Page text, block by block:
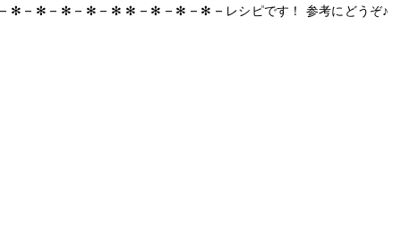
– ✻ – ✻ – ✻ – ✻ – ✻ ✻ – ✻ – ✻ – ✻ – レシピです！ 参考にどうぞ♪